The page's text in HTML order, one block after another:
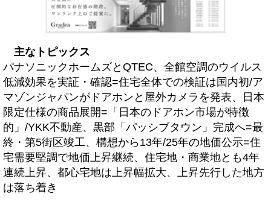
主なトピックス
パナソニックホームズとQTEC、全館空調のウイルス
低減効果を実証・確認=住宅全体での検証は国内初/ア
マゾンジャパンがドアホンと屋外カメラを発表、日本
限定仕様の商品展開=「日本のドアホン市場が特徴
的」/YKK不動産、黒部「パッシブタウン」完成へ=最
終・第5街区竣工、構想から13年/25年の地価公示=住
宅需要堅調で地価上昇継続、住宅地・商業地とも4年
連続上昇、都心宅地は上昇幅拡大、上昇先行した地方
は落ち着き